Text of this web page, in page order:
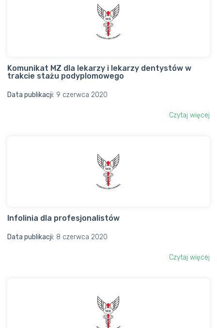
Komunikat MZ dla lekarzy i lekarzy dentystów w
trakcie stażu podyplomowego
Data publikacji: 9 czerwca 2020
Czytaj więcej
Infolinia dla profesjonalistów
Data publikacji: 8 czerwca 2020
Czytaj więcej